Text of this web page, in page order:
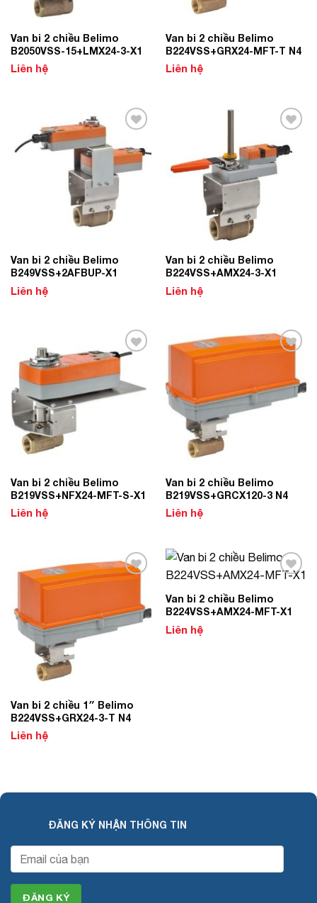
Van bi 2 chiều Belimo
B2050VSS-15+LMX24-3-X1
Liên hệ
Van bi 2 chiều Belimo
B224VSS+GRX24-MFT-T N4
Liên hệ
Wishlist
Van bi 2 chiều Belimo
B249VSS+2AFBUP-X1
Liên hệ
Wishlist
Van bi 2 chiều Belimo
B224VSS+AMX24-3-X1
Liên hệ
Add to
Wishlist
Van bi 2 chiều Belimo
B219VSS+NFX24-MFT-S-X1
Liên hệ
Van bi 2 chiều Belimo
B219VSS+GRCX120-3 N4
Liên hệ
Van bi 2 chiều 1″ Belimo
B224VSS+GRX24-3-T N4
Liên hệ
Van bi 2 chiều Belimo
B224VSS+AMX24-MFT-X1
Liên hệ
ĐĂNG KÝ NHẬN THÔNG TIN